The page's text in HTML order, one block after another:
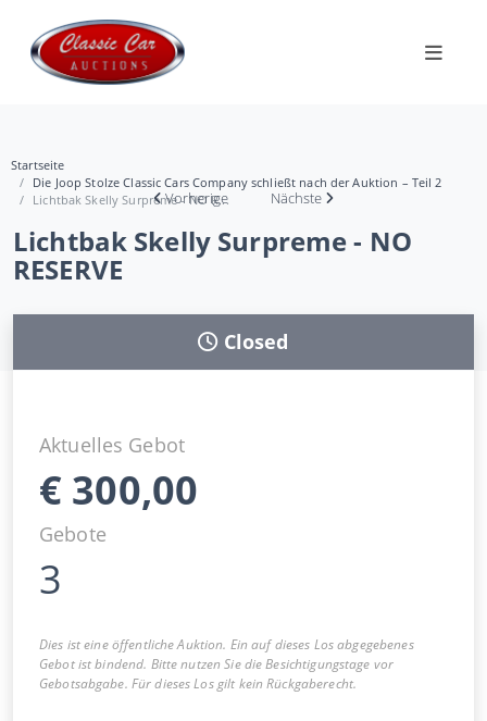
Startseite
Die Joop Stolze Classic Cars Company schließt nach der Auktion – Teil 2
Lichtbak Skelly Surpreme - NO R...
Vorherige Nächste
Lichtbak Skelly Surpreme - NO
RESERVE
Closed
Aktuelles Gebot
€ 300,00
Gebote
3
Dies ist eine öffentliche Auktion. Ein auf dieses Los abgegebenes
Gebot ist bindend. Bitte nutzen Sie die Besichtigungstage vor
Gebotsabgabe. Für dieses Los gilt kein Rückgaberecht.